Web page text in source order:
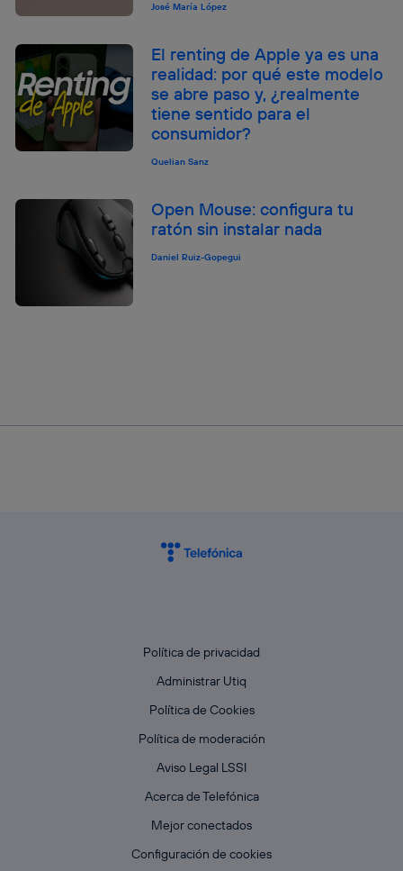
José María López
El renting de Apple ya es una
realidad: por qué este modelo
se abre paso y, ¿realmente
tiene sentido para el
consumidor?
Quelian Sanz
Open Mouse: configura tu
ratón sin instalar nada
Daniel Ruiz-Gopegui
Política de privacidad
Administrar Utiq
Política de Cookies
Política de moderación
Aviso Legal LSSI
Acerca de Telefónica
Mejor conectados
Configuración de cookies